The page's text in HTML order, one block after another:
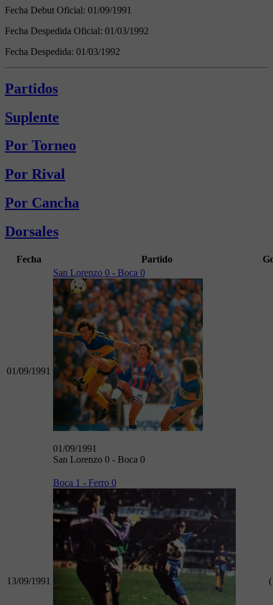
Fecha Debut Oficial: 01/09/1991
Fecha Despedida Oficial: 01/03/1992
Fecha Despedida: 01/03/1992
Partidos
Suplente
Por Torneo
Por Rival
Por Cancha
Dorsales
Fecha Partido
01/09/1991
San Lorenzo 0 - Boca 0
01/09/1991
San Lorenzo 0 - Boca 0
13/09/1991
Boca 1 - Ferro 0